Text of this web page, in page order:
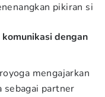
pikiran si
dengan
mengajarkan
sebagai partner